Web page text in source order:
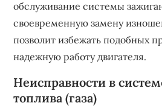
обслуживание системы
своевременную замену
позволит избежать подобных
надежную работу двигателя.
Неисправности в
топлива (газа)